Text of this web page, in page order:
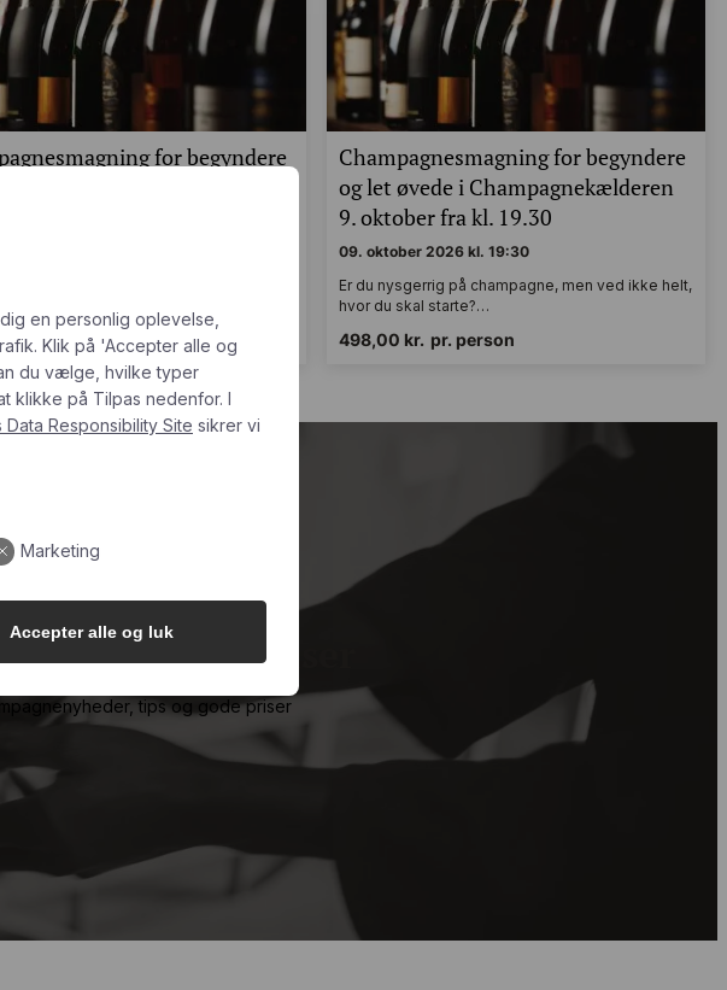
for begyndere
kr. pr. person
Champagnesmagning for begyndere
og let øvede i Champagnekælderen
9. oktober fra kl. 19.30
09. oktober 2026 kl. 19:30
Er du nysgerrig på champagne, men ved ikke helt,
hvor du skal starte?…
498,00 kr. pr. person
tips og gode priser
tips og gode priser
Tilmeld
en personlig oplevelse,
Klik på 'Accepter alle og
du vælge, hvilke typer
klikke på Tilpas nedenfor. I
Responsibility Site sikrer vi
Marketing
Accepter alle og luk